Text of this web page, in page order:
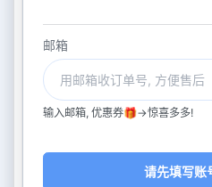
邮箱
输入邮箱, 优惠券🎁->惊喜多多!
请先填写账